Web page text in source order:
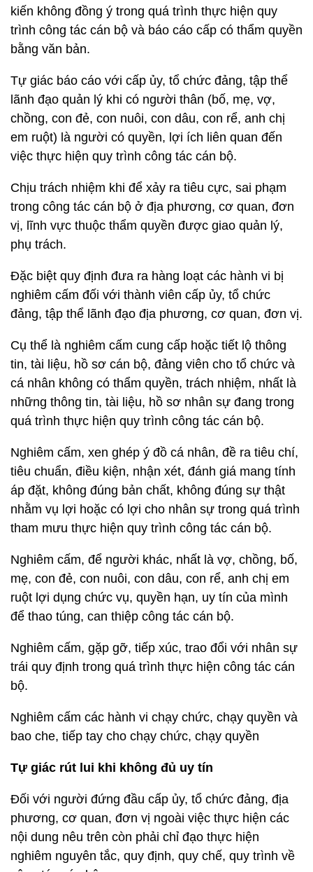
kiến không đồng ý trong quá trình thực hiện quy
trình công tác cán bộ và báo cáo cấp có thẩm quyền
bằng văn bản.
Tự giác báo cáo với cấp ủy, tổ chức đảng, tập thể
lãnh đạo quản lý khi có người thân (bố, mẹ, vợ,
chồng, con đẻ, con nuôi, con dâu, con rể, anh chị
em ruột) là người có quyền, lợi ích liên quan đến
việc thực hiện quy trình công tác cán bộ.
Chịu trách nhiệm khi để xảy ra tiêu cực, sai phạm
trong công tác cán bộ ở địa phương, cơ quan, đơn
vị, lĩnh vực thuộc thẩm quyền được giao quản lý,
phụ trách.
Đặc biệt quy định đưa ra hàng loạt các hành vi bị
nghiêm cấm đối với thành viên cấp ủy, tổ chức
đảng, tập thể lãnh đạo địa phương, cơ quan, đơn vị.
Cụ thể là nghiêm cấm cung cấp hoặc tiết lộ thông
tin, tài liệu, hồ sơ cán bộ, đảng viên cho tổ chức và
cá nhân không có thẩm quyền, trách nhiệm, nhất là
những thông tin, tài liệu, hồ sơ nhân sự đang trong
quá trình thực hiện quy trình công tác cán bộ.
Nghiêm cấm, xen ghép ý đồ cá nhân, đề ra tiêu chí,
tiêu chuẩn, điều kiện, nhận xét, đánh giá mang tính
áp đặt, không đúng bản chất, không đúng sự thật
nhằm vụ lợi hoặc có lợi cho nhân sự trong quá trình
tham mưu thực hiện quy trình công tác cán bộ.
Nghiêm cấm, để người khác, nhất là vợ, chồng, bố,
mẹ, con đẻ, con nuôi, con dâu, con rể, anh chị em
ruột lợi dụng chức vụ, quyền hạn, uy tín của mình
để thao túng, can thiệp công tác cán bộ.
Nghiêm cấm, gặp gỡ, tiếp xúc, trao đổi với nhân sự
trái quy định trong quá trình thực hiện công tác cán
bộ.
Nghiêm cấm các hành vi chạy chức, chạy quyền và
bao che, tiếp tay cho chạy chức, chạy quyền
Tự giác rút lui khi không đủ uy tín
Đối với người đứng đầu cấp ủy, tổ chức đảng, địa
phương, cơ quan, đơn vị ngoài việc thực hiện các
nội dung nêu trên còn phải chỉ đạo thực hiện
nghiêm nguyên tắc, quy định, quy chế, quy trình về